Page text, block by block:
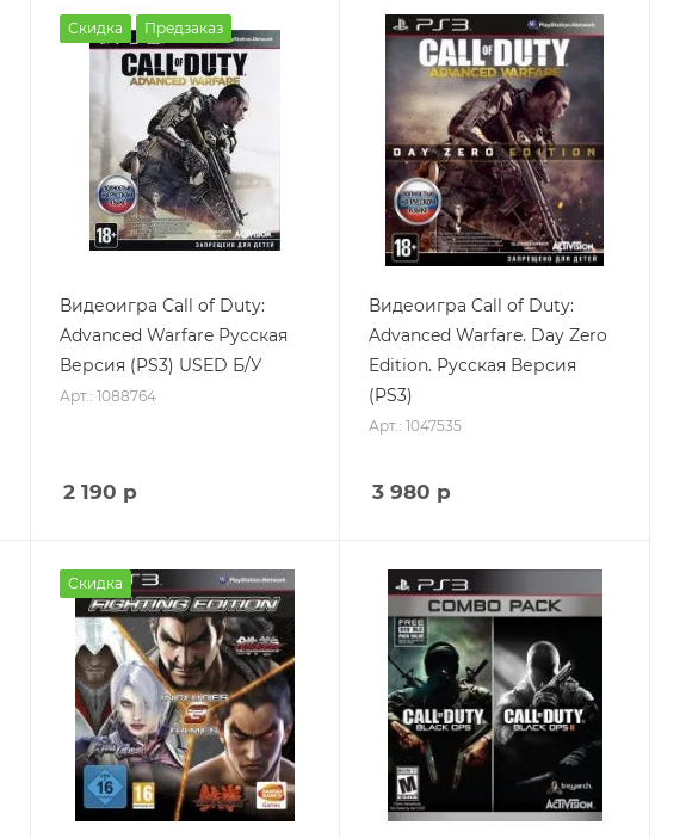
Скидка Предзаказ
Видеоигра Call of Duty:
Advanced Warfare Русская
Версия (PS3) USED Б/У
Арт.: 1088764
2 190 р
Видеоигра Call of Duty:
Advanced Warfare. Day Zero
Edition. Русская Версия
(PS3)
Арт.: 1047535
3 980 р
Скидка